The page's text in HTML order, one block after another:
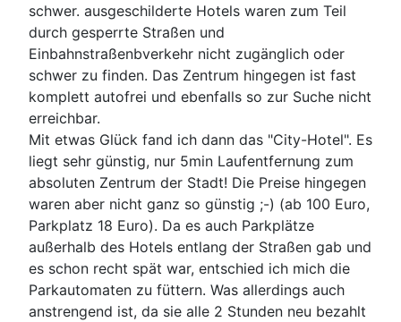
schwer. ausgeschilderte Hotels waren zum Teil
durch gesperrte Straßen und
Einbahnstraßenbverkehr nicht zugänglich oder
schwer zu finden. Das Zentrum hingegen ist fast
komplett autofrei und ebenfalls so zur Suche nicht
erreichbar.
Mit etwas Glück fand ich dann das "City-Hotel". Es
liegt sehr günstig, nur 5min Laufentfernung zum
absoluten Zentrum der Stadt! Die Preise hingegen
waren aber nicht ganz so günstig ;-) (ab 100 Euro,
Parkplatz 18 Euro). Da es auch Parkplätze
außerhalb des Hotels entlang der Straßen gab und
es schon recht spät war, entschied ich mich die
Parkautomaten zu füttern. Was allerdings auch
anstrengend ist, da sie alle 2 Stunden neu bezahlt